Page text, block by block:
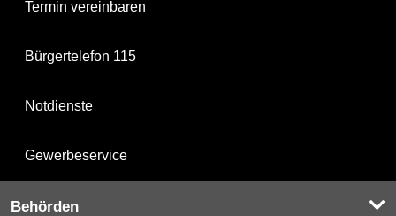
Termin vereinbaren
Bürgertelefon 115
Notdienste
Gewerbeservice
Behörden